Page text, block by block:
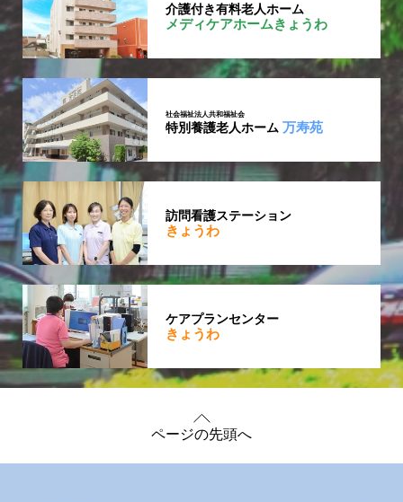
介護付き有料老人ホーム
メディケアホームきょうわ
社会福祉法人共和福祉会
特別養護老人ホーム万寿苑
訪問看護ステーション
きょうわ
ケアプランセンター
きょうわ
ページの先頭へ